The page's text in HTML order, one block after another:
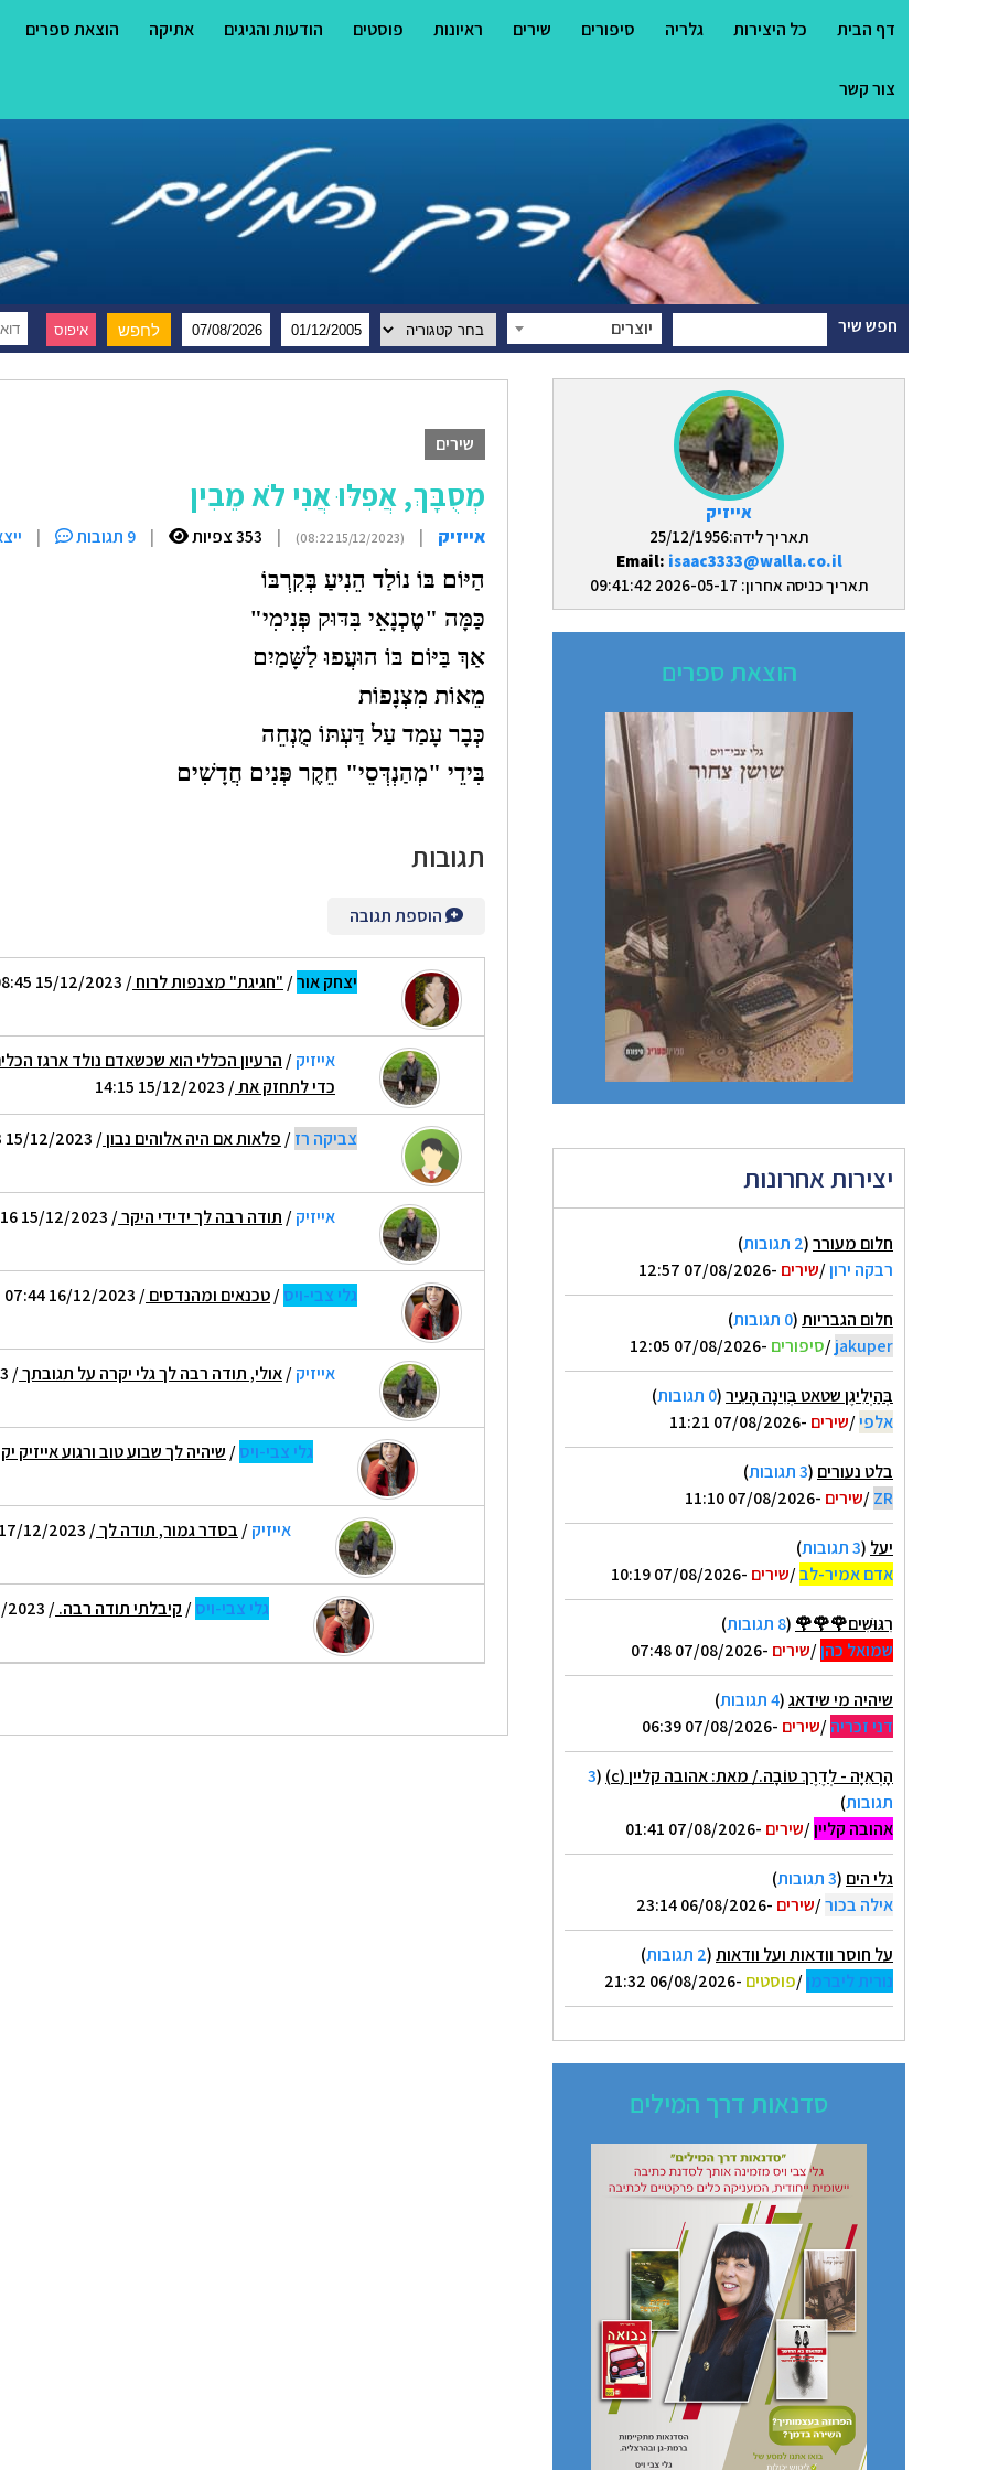
דף הבית כל היצירות גלריה סיפורים שירים ראיונות פוסטים הודעות והגיגים אתיקה הוצאת ספרים
צור קשר
חפש שיר יוצרים
אייזיק
תאריך לידה:25/12/1956
Email: isaac3333@walla.co.il
תאריך כניסה אחרון: 2026-05-17 09:41:42
הוצאת ספרים
יצירות אחרונות
חלום מעורר(2 תגובות
)
רבקה ירון/שירים -07/08/2026 12:57
חלום הגבריות(0 תגובות
)
jakuper
/סיפורים -07/08/2026 12:05
בְּהַיְלִיגֶן שטאט בְּוִינָה הָעִיר(0 תגובות
)
אלפי/שירים -07/08/2026 11:21
בלט נעורים (3 תגובות
)
ZR
/שירים -07/08/2026 11:10
יעל (3 תגובות
)
אדם אמיר-לב/שירים -07/08/2026 10:19
רִגּוּשִׁים🌹🌹🌹 (8 תגובות
)
שמואל כהן/שירים -07/08/2026 07:48
שיהיה מי שידאג(4 תגובות
)
דני זכריה/שירים -07/08/2026 06:39
הָרְאִיָּה - לְדֶרֶךְ טוֹבָה./ מאת: אהובה קליין (c) (
3
תגובות)
אהובה קליין/שירים -07/08/2026 01:41
גלי הים (3 תגובות
)
אילה בכור/שירים -06/08/2026 23:14
על חוסר וודאות ועל וודאות(2 תגובות
)
נורית ליברמן/פוסטים -06/08/2026 21:32
סדנאות דרך המילים
שירים
מְסֻבָּךְ, אֲפִלּוּ אֲנִי לֹא מֵבִין
אייזיק |
(15/12/2023 08:22)
| 353 צפיות | 9 תגובות |
הַיּוֹם בּוֹ נוֹלַד הֵנִיעַ בְּקִרְבּוֹ
כַּמָּה "טֶכְנָאֵי בִּדּוּק פְּנִימִי"
אַךְ בַּיּוֹם בּוֹ הוּעֲפוּ לַשָּׁמַיִם
מֵאוֹת מִצְנָפוֹת
כְּבָר עָמַד עַל דַּעְתּוֹ מֻנְחֵה
בִּידֵי "מְהַנְדְּסֵי" חֵקֶר פְּנִים חֲדָשִׁים
תגובות
הוספת תגובה
יצחק אור/"חגיגת" מצנפות לרוח/ 15/12/2023 08:45
אייזיק/הרעיון הכללי הוא שכשאדם נולד ארגז
כדי לתחזק את/ 15/12/2023 14:15
צביקה רז/פלאות אם היה אלוהים נבון/ 15/12/2023 09:23
אייזיק/תודה רבה לך ידידי היקר/ 15/12/2023 14:16
גלי צבי-ויס/טכנאים ומהנדסים/ 16/12/2023 07:44
אייזיק/אולי, תודה רבה לך גלי יקרה על תגובתך/ 16/12/2023 10:39
גלי צבי-ויס/שיהיה לך שבוע טוב ורגוע אייזיק
אייזיק/בסדר גמור, תודה לך/ 17/12/2023 08:11
גלי צבי-ויס/קיבלתי תודה רבה./ 18/12/2023 07:54